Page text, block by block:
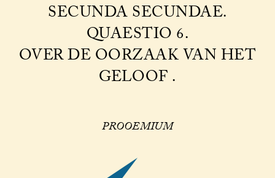
SECUNDA SECUNDAE.
QUAESTIO 6.
OVER DE OORZAAK VAN HET
GELOOF .
PROOEMIUM